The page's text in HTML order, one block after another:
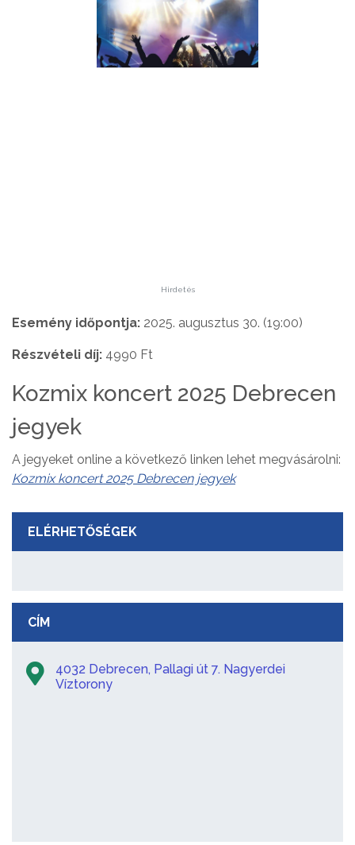
Hirdetés
Esemény időpontja: 2025. augusztus 30. (19:00)
Részvételi díj: 4990 Ft
Kozmix koncert 2025 Debrecen
jegyek
A jegyeket online a következő linken lehet megvásárolni:
Kozmix koncert 2025 Debrecen jegyek
ELÉRHETŐSÉGEK
CÍM
4032 Debrecen, Pallagi út 7. Nagyerdei
Víztorony